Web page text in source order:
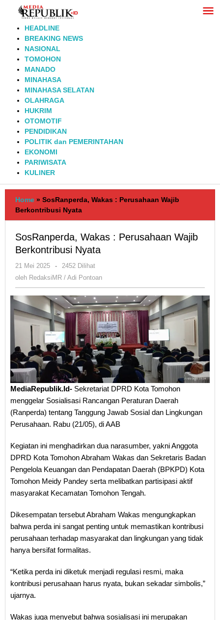
Lewati
HEADLINE
BREAKING NEWS
NASIONAL
TOMOHON
MANADO
MINAHASA
MINAHASA SELATAN
OLAHRAGA
HUKRIM
OTOMOTIF
PENDIDIKAN
POLITIK dan PEMERINTAHAN
EKONOMI
PARIWISATA
KULINER
Home » SosRanperda, Wakas : Perusahaan Wajib
Berkontribusi Nyata
SosRanperda, Wakas : Perusahaan Wajib
Berkontribusi Nyata
21 Mei 2025
oleh
RedaksiMR
Pontoan
-
2452 Dilihat
oleh RedaksiMR / Adi Pontoan
MediaRepublik.Id- Sekretariat DPRD Kota Tomohon
menggelar Sosialisasi Rancangan Peraturan Daerah
(Ranperda) tentang Tanggung Jawab Sosial dan Lingkungan
Perusahaan. Rabu (21/05), di AAB
Kegiatan ini menghadirkan dua narasumber, yakni Anggota
DPRD Kota Tomohon Abraham Wakas dan Sekretaris Badan
Pengelola Keuangan dan Pendapatan Daerah (BPKPD) Kota
Tomohon Meidy Pandey serta melibatkan partisipasi aktif
masyarakat Kecamatan Tomohon Tengah.
Dikesempatan tersebut Abraham Wakas mengungkapkan
bahwa perda ini sangat penting untuk memastikan kontribusi
perusahaan terhadap masyarakat dan lingkungan yang tidak
hanya bersifat formalitas.
“Ketika perda ini diketuk menjadi regulasi resmi, maka
kontribusi perusahaan harus nyata, bukan sekadar simbolis,”
ujarnya.
Wakas juga menyebut bahwa sosialisasi ini merupakan